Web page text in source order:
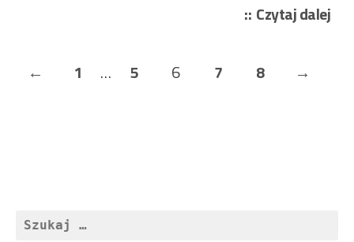
Czytaj dalej
Stronicowanie
← PreviousPage
1 … Page
5 Page
6 Page
7 Page
8
Next
→
Szukaj: